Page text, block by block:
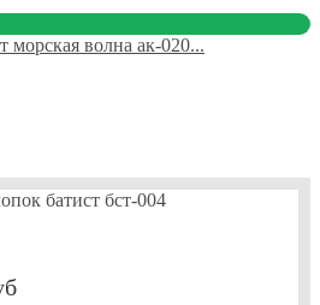
морская волна ак-020...
батист бст-004